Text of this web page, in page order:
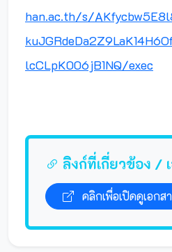
han.ac.th/s/
lcCLpK006jB1NQ/exec
ลิงก์ที่เกี่ยวข้อง /
คลิกเพื่อเปิดดูเอกส